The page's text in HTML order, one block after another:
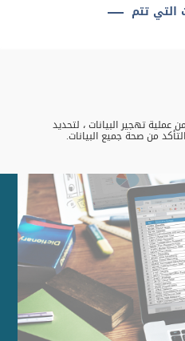
التي تتم
عملية تهجير البيانات ، لتحديد
من صحة جميع البيانات.